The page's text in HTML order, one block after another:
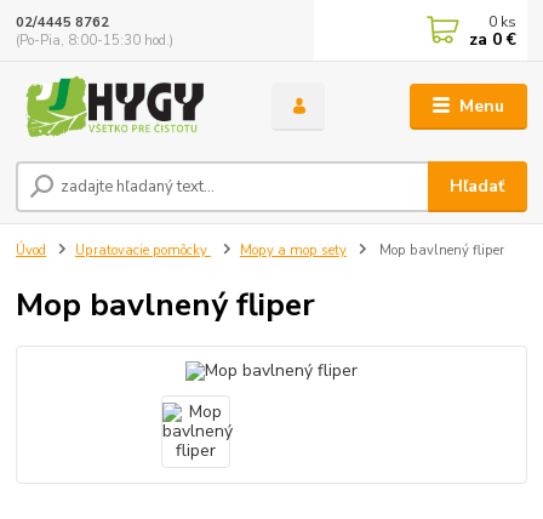
Menu
Hľadať
02/4445 8762
(Po-Pia, 8:00-15:30 hod.)
0 ks
za 0 €
Úvod Upratovacie pomôcky Mopy a mop sety Mop bavlnený fliper
Mop bavlnený fliper